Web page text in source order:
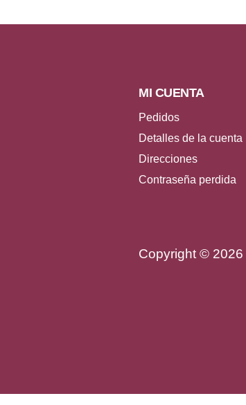
MI CUENTA
Pedidos
Detalles de la cuenta
Direcciones
Contraseña perdida
Copyright © 2026